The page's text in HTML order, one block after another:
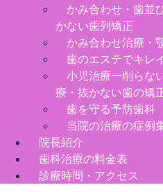
かみ合わせ・歯並
かない歯列矯正
かみ合わせ治療・
歯のエステでキレ
小児治療ー削らな
療・抜かない歯の矯
歯を守る予防歯科
当院の治療の症例
院長紹介
歯科治療の料金表
診療時間・アクセス